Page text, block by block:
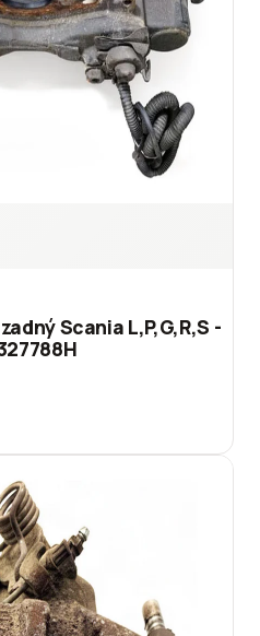
Scania L,P,G,R,S -